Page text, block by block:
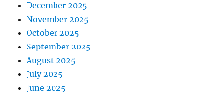
December 2025
November 2025
October 2025
September 2025
August 2025
July 2025
June 2025